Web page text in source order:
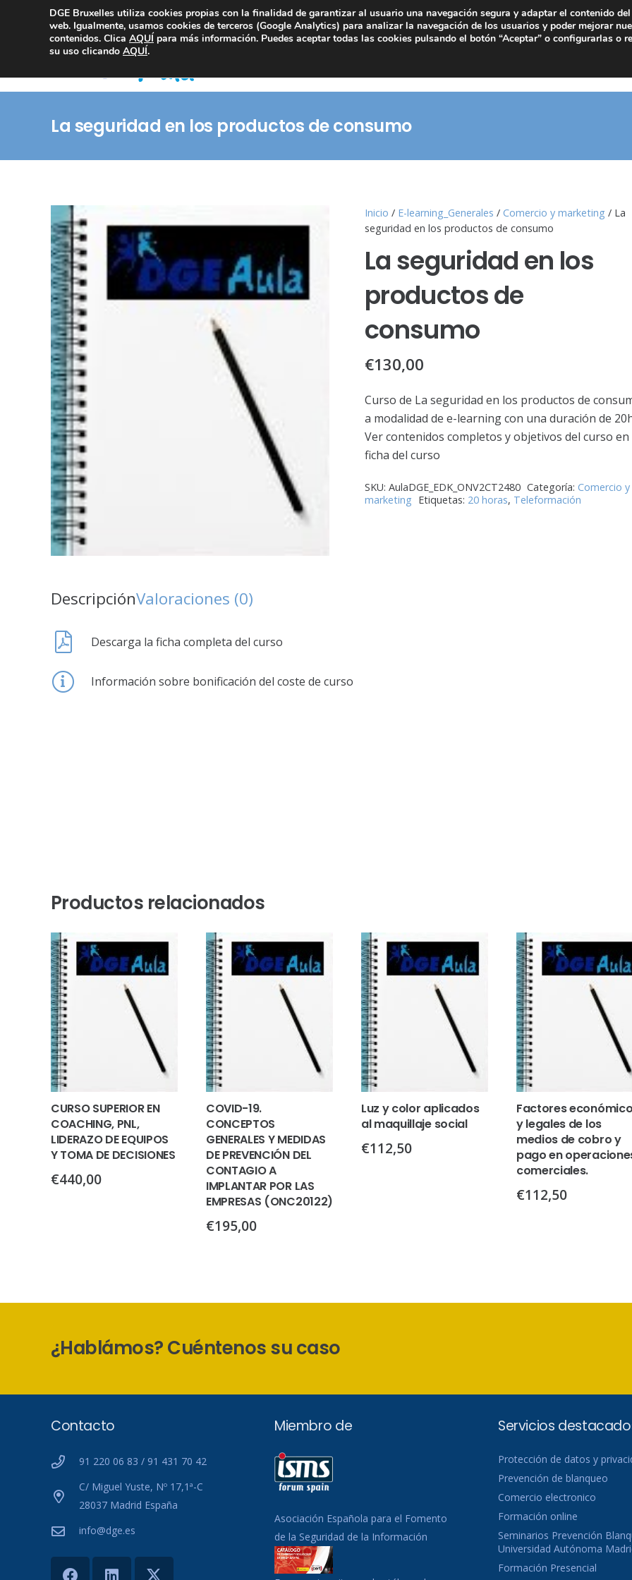
Consultoría Compliance
La seguridad en los productos de consumo
Inicio / E-learning_Generales / Comercio y marketing / La
seguridad en los productos de consumo
La seguridad en los
productos de
consumo
€130,00
Curso de La seguridad en los productos de
a modalidad de e-learning con una duración de
Ver contenidos completos y objetivos del curso en
ficha del curso
SKU:AulaDGE_EDK_ONV2CT2480 Categoría: Comercio y
marketing Etiquetas: 20 horas, Teleformación
DescripciónValoraciones (0)
Descarga la ficha completa del curso
Información sobre bonificación del coste de curso
Productos relacionados
CURSO SUPERIOR EN
COACHING, PNL,
LIDERAZO DE EQUIPOS
Y TOMA DE DECISIONES
€440,00
COVID-19.
CONCEPTOS
GENERALES Y MEDIDAS
DE PREVENCIÓN DEL
CONTAGIO A
IMPLANTAR POR LAS
EMPRESAS (ONC20122)
€195,00
Luz y color aplicados
al maquillaje social
€112,50
Factores
y legales de los
medios de cobro y
pago en
comerciales.
€112,50
¿Hablámos? Cuéntenos su caso
Contacto
91 220 06 83 / 91 431 70 42
C/ Miguel Yuste, Nº 17,1ª-C
28037 Madrid España
info@dge.es
Miembro de
Asociación Española para el Fomento
de la Seguridad de la Información
Servicios
Protección de datos y
Prevención de blanqueo
Comercio electronico
Formación online
Seminarios Prevención
Universidad Autónoma
Formación Presencial
DGE Bruxelles utiliza cookies propias con la finalidad de garantizar al usuario una navegación segura y adaptar el contenido
web. Igualmente, usamos cookies de terceros (Google Analytics) para analizar la navegación de los usuarios y poder mejorar
contenidos. Clica AQUÍ para más información. Puedes aceptar todas las cookies pulsando el botón “Aceptar” o configurarlas o
su uso clicando AQUÍ.